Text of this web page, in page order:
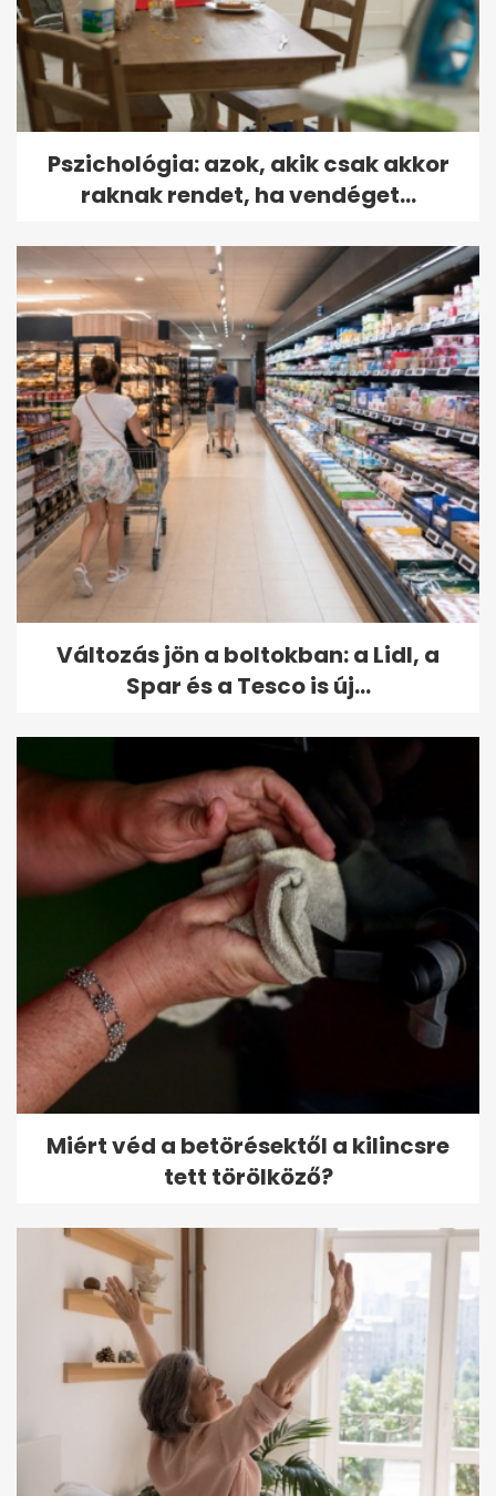
Pszichológia: azok, akik csak akkor
raknak rendet, ha vendéget...
Változás jön a boltokban: a Lidl, a
Spar és a Tesco is új...
Miért véd a betörésektől a kilincsre
tett törölköző?